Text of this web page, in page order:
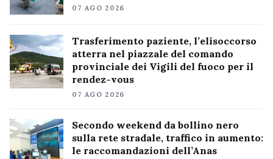
07 AGO 2026
Trasferimento paziente, l’elisoccorso
atterra nel piazzale del comando
provinciale dei Vigili del fuoco per il
rendez-vous
07 AGO 2026
Secondo weekend da bollino nero
sulla rete stradale, traffico in aumento:
le raccomandazioni dell’Anas